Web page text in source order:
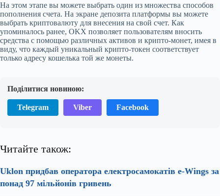
На этом этапе вы можете выбрать один из множества способов
пополнения счета. На экране депозита платформы вы можете
выбрать криптовалюту для внесения на свой счет. Как
упоминалось ранее, OKX позволяет пользователям вносить
средства с помощью различных активов и крипто-монет, имея в
виду, что каждый уникальный крипто-токен соответствует
только адресу кошелька той же монеты.
Поділитися новиною:
Telegram Viber Facebook
Читайте також:
Uklon придбав оператора електросамокатів e-Wings за
понад 97 мільйонів гривень